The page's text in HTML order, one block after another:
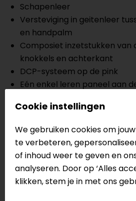
Schapenleer
Versteviging in geitenleer
en handpalm
Composiet inzetstukken van
knokkels en achterkant
DCP-systeem op de pink
Eén enkel leren paneel aan
Polyurethaan inzetstukken
Viervoudige elastiek tussen
handrug
Versterkte voorgevormde
Inzetstukken van
zijkant van de pink
Cookie instellingen
We gebruiken cookies om
te verbeteren,
of inhoud weer te geven en
analyseren. Door op ‘Alles
klikken, stem je in met ons